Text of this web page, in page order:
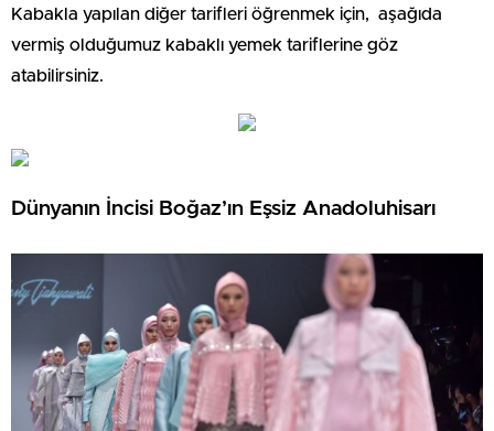
Kabakla yapılan diğer tarifleri öğrenmek için, aşağıda
vermiş olduğumuz kabaklı yemek tariflerine göz
atabilirsiniz.
Dünyanın İncisi Boğaz’ın Eşsiz Anadoluhisarı